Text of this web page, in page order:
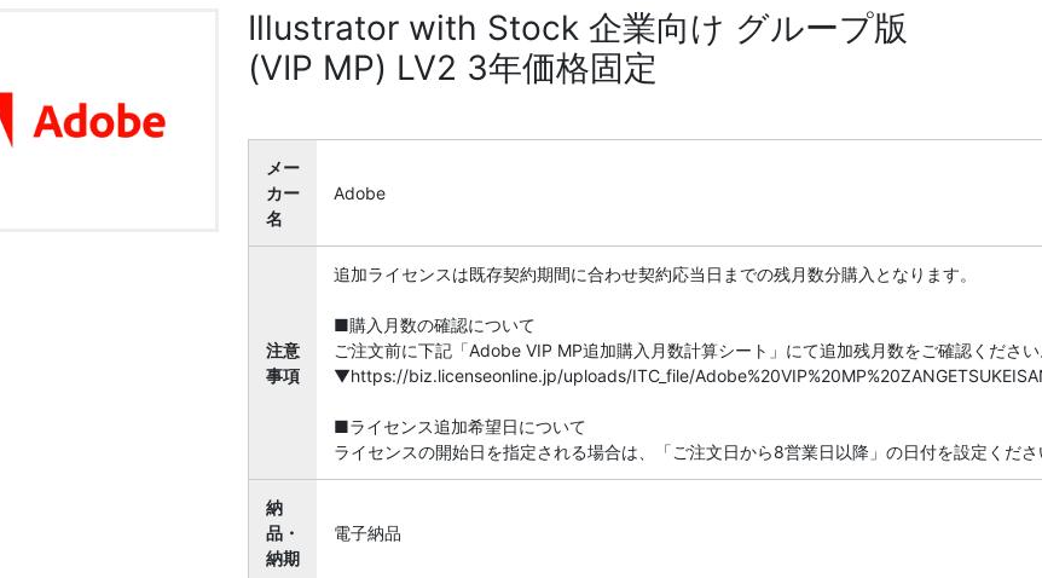
Illustrator with Stock 企業向け グループ版
(VIP MP) LV2 3年価格固定
メー
カー
名
Adobe
注意
事項
追加ライセンスは既存契約期間に合わせ契約応当日までの残月数分購入となります。
■購入月数の確認について
ご注文前に下記「Adobe VIP MP追加購入月数計算シート」にて追加残月数をご確認くださ
▼https://biz.licenseonline.jp/uploads/ITC_file/
■ライセンス追加希望日について
ライセンスの開始日を指定される場合は、「ご注文日から8営業日以降」の日付を設定くだ
納
品・
納期
電子納品